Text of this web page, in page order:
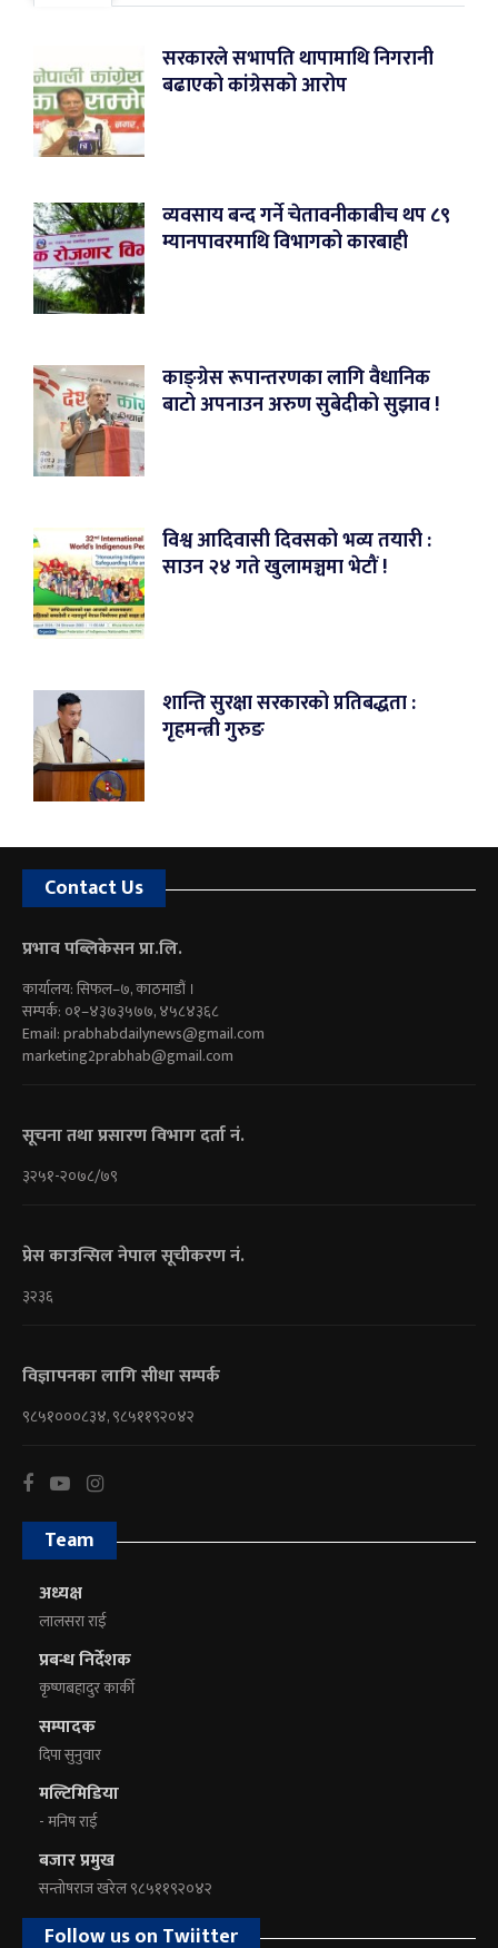
सरकारले सभापति थापामाथि निगरानी
बढाएको कांग्रेसको आरोप
व्यवसाय बन्द गर्ने चेतावनीकाबीच थप ८९
म्यानपावरमाथि विभागको कारबाही
काङ्ग्रेस रूपान्तरणका लागि वैधानिक
बाटो अपनाउन अरुण सुबेदीको सुझाव !
विश्व आदिवासी दिवसको भव्य तयारी :
साउन २४ गते खुलामञ्चमा भेटौं !
शान्ति सुरक्षा सरकारको प्रतिबद्धता :
गृहमन्त्री गुरुङ
Contact Us
प्रभाव पब्लिकेसन प्रा.लि.
कार्यालय: सिफल–७, काठमाडौं ।
सम्पर्क: ०१–४३७३५७७, ४५८४३६८
Email:prabhabdailynews@gmail.com
marketing2prabhab@gmail.com
सूचना तथा प्रसारण विभाग दर्ता नं.
३२५१-२०७८/७९
प्रेस काउन्सिल नेपाल सूचीकरण नं.
३२३६
विज्ञापनका लागि सीधा सम्पर्क
९८५१०००८३४, ९८५११९२०४२
Team
अध्यक्ष
लालसरा राई
प्रबन्ध निर्देशक
कृष्णबहादुर कार्की
सम्पादक
दिपा सुनुवार
मल्टिमिडिया
- मनिष राई
बजार प्रमुख
सन्तोषराज खरेल ९८५११९२०४२
Follow us on Twiitter